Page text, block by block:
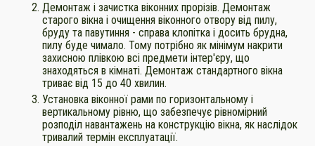
Демонтаж і зачистка віконних прорізів. Демонтаж
старого вікна і очищення віконного отвору від пилу,
бруду та павутиння - справа клопітка і досить брудна,
пилу буде чимало. Тому потрібно як мінімум накрити
захисною плівкою всі предмети інтер'єру, що
знаходяться в кімнаті. Демонтаж стандартного вікна
триває від 15 до 40 хвилин.
Установка віконної рами по горизонтальному і
вертикальному рівню, що забезпечує рівномірний
розподіл навантажень на конструкцію вікна, як наслідок
тривалий термін експлуатації.